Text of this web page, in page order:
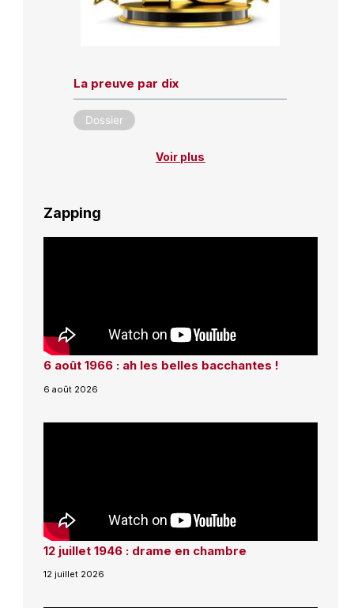
La preuve par dix
Dossier
Voir plus
Zapping
6 août 1966 : ah les belles bacchantes !
6 août 2026
12 juillet 1946 : drame en chambre
12 juillet 2026